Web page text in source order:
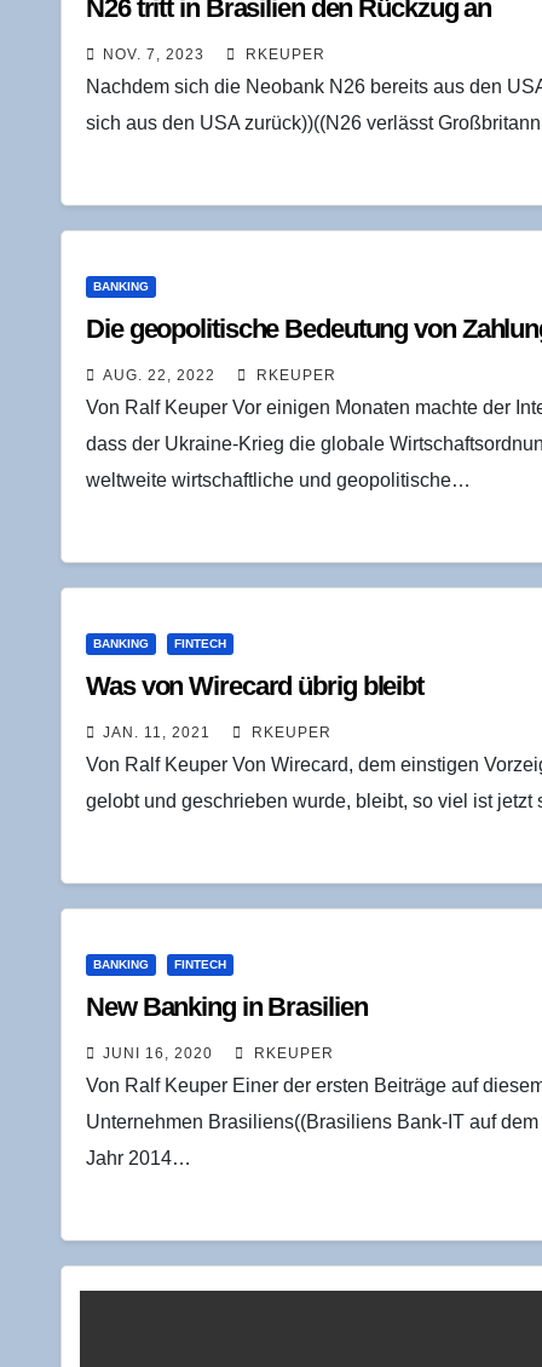
N26 tritt in Bra­si­li­en den Rück­zug an
NOV. 7, 2023 RKEUPER
Nachdem sich die Neobank N26 bereits aus den
sich aus den USA zurück))((N26 verlässt
BANKING
Die geo­po­li­ti­sche Bedeu­tung von
AUG. 22, 2022 RKEUPER
Von Ralf Keuper Vor einigen Monaten machte der
dass der Ukraine-Krieg die globale
weltweite wirtschaftliche und geopolitische…
BANKING FINTECH
Was von Wire­card übrig bleibt
JAN. 11, 2021 RKEUPER
Von Ralf Keuper Von Wirecard, dem einstigen
gelobt und geschrieben wurde, bleibt, so viel ist
BANKING FINTECH
New Ban­king in Brasilien
JUNI 16, 2020 RKEUPER
Von Ralf Keuper Einer der ersten Beiträge auf
Unternehmen Brasiliens((Brasiliens Bank-IT auf
Jahr 2014…